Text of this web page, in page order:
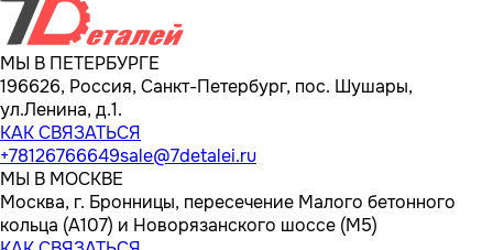
МЫ В ПЕТЕРБУРГЕ
196626, Россия, Санкт-Петербург, пос. Шушары,
ул.Ленина, д.1.
КАК СВЯЗАТЬСЯ
+78126766649sale@7detalei.ru
МЫ В МОСКВЕ
Москва, г. Бронницы, пересечение Малого бетонного
кольца (А107) и Новорязанского шоссе (М5)